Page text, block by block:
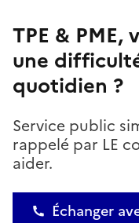
TPE & PME,
une
quotidien ?
Service public
rappelé par LE
aider.
Échanger